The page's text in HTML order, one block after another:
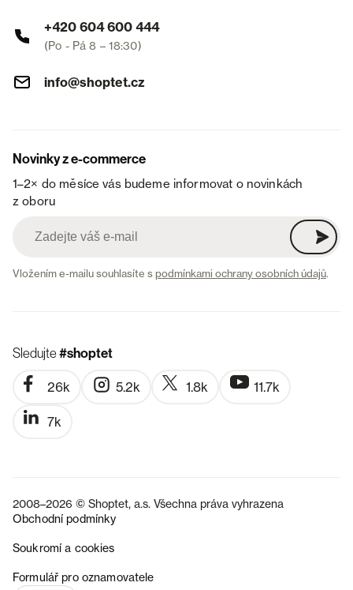
+420 604 600 444
(Po - Pá 8 – 18:30)
info@shoptet.cz
Novinky z e-commerce
1–2× do měsíce vás budeme informovat o novinkách
z oboru
Vložením e-mailu souhlasíte spodmínkami ochrany osobních údajů.
Sledujte#shoptet
26k 5.2k 1.8k 11.7k
7k
2008–2026 © Shoptet, a.s. Všechna práva vyhrazena
Obchodní podmínky
Soukromí a cookies
Formulář pro oznamovatele